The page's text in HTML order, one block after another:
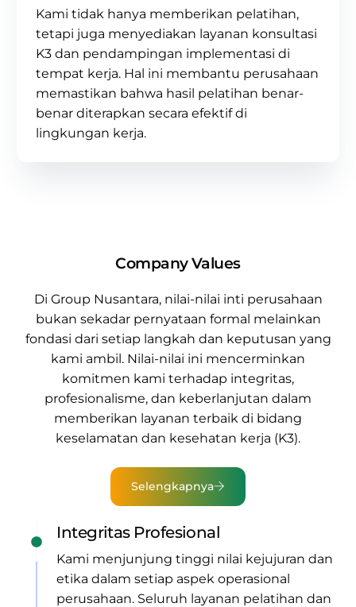
Kami tidak hanya memberikan pelatihan,
tetapi juga menyediakan layanan konsultasi
K3 dan pendampingan implementasi di
tempat kerja. Hal ini membantu perusahaan
memastikan bahwa hasil pelatihan benar-
benar diterapkan secara efektif di
lingkungan kerja.
Company Values
Di Group Nusantara, nilai-nilai inti perusahaan
bukan sekadar pernyataan formal melainkan
fondasi dari setiap langkah dan keputusan yang
kami ambil. Nilai-nilai ini mencerminkan
komitmen kami terhadap integritas,
profesionalisme, dan keberlanjutan dalam
memberikan layanan terbaik di bidang
keselamatan dan kesehatan kerja (K3).
Selengkapnya
Integritas Profesional
Kami menjunjung tinggi nilai kejujuran dan
etika dalam setiap aspek operasional
perusahaan. Seluruh layanan pelatihan dan